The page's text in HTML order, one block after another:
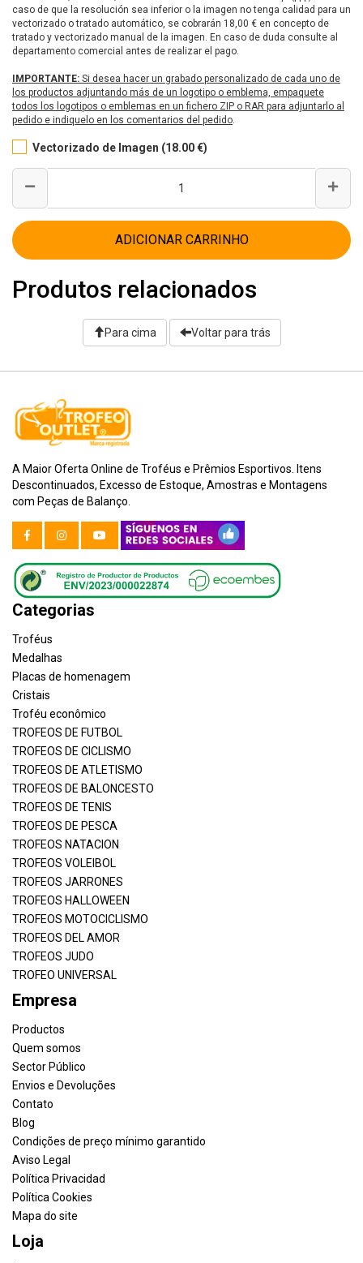
caso de que la resolución sea inferior o la imagen no tenga calidad para un
vectorizado o tratado automático, se cobrarán 18,00 € en concepto de
tratado y vectorizado manual de la imagen. En caso de duda consulte al
departamento comercial antes de realizar el pago.
IMPORTANTE: Si desea hacer un grabado personalizado de cada uno de
los productos adjuntando más de un logotipo o emblema, empaquete
todos los logotipos o emblemas en un fichero ZIP o RAR para adjuntarlo al
pedido e indiquelo en los comentarios del pedido.
Vectorizado de Imagen (18.00 €)
ADICIONAR CARRINHO
Produtos relacionados
Para cima Voltar para trás
A Maior Oferta Online de Troféus e Prêmios Esportivos. Itens
Descontinuados, Excesso de Estoque, Amostras e Montagens
com Peças de Balanço.
Categorias
Troféus
Medalhas
Placas de homenagem
Cristais
Troféu econômico
TROFEOS DE FUTBOL
TROFEOS DE CICLISMO
TROFEOS DE ATLETISMO
TROFEOS DE BALONCESTO
TROFEOS DE TENIS
TROFEOS DE PESCA
TROFEOS NATACION
TROFEOS VOLEIBOL
TROFEOS JARRONES
TROFEOS HALLOWEEN
TROFEOS MOTOCICLISMO
TROFEOS DEL AMOR
TROFEOS JUDO
TROFEO UNIVERSAL
Empresa
Productos
Quem somos
Sector Público
Envios e Devoluções
Contato
Blog
Condições de preço mínimo garantido
Aviso Legal
Política Privacidad
Política Cookies
Mapa do site
Loja